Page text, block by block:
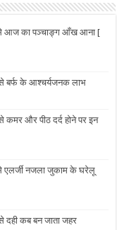
से आज का पञ्चाङ्ग आँख आना [
से बर्फ के आश्चर्यजनक लाभ
कमर और पीठ दर्द होने पर इन
से एलर्जी नजला जुकाम के घरेलू
दही कब बन जाता जहर